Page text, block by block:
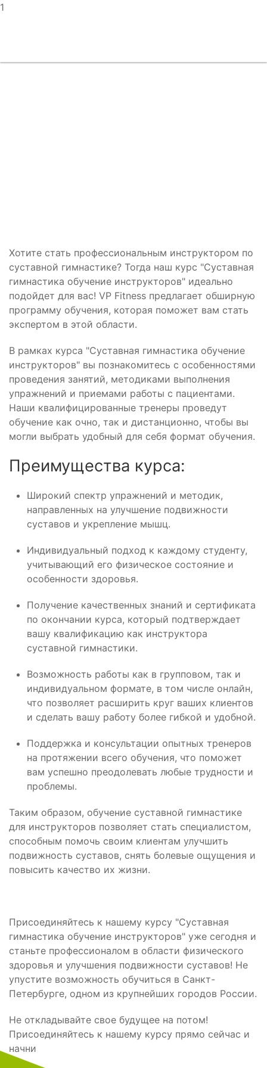
1
Хотите стать профессиональным инструктором по
суставной гимнастике? Тогда наш курс "Суставная
гимнастика обучение инструкторов" идеально
подойдет для вас! VP Fitness предлагает обширную
программу обучения, которая поможет вам стать
экспертом в этой области.
В рамках курса "Суставная гимнастика обучение
инструкторов" вы познакомитесь с особенностями
проведения занятий, методиками выполнения
упражнений и приемами работы с пациентами.
Наши квалифицированные тренеры проведут
обучение как очно, так и дистанционно, чтобы вы
могли выбрать удобный для себя формат обучения.
Преимущества курса:
Широкий спектр упражнений и методик,
направленных на улучшение подвижности
суставов и укрепление мышц.
Индивидуальный подход к каждому студенту,
учитывающий его физическое состояние и
особенности здоровья.
Получение качественных знаний и сертификата
по окончании курса, который подтверждает
вашу квалификацию как инструктора
суставной гимнастики.
Возможность работы как в групповом, так и
индивидуальном формате, в том числе онлайн,
что позволяет расширить круг ваших клиентов
и сделать вашу работу более гибкой и удобной.
Поддержка и консультации опытных тренеров
на протяжении всего обучения, что поможет
вам успешно преодолевать любые трудности и
проблемы.
Таким образом, обучение суставной гимнастике
для инструкторов позволяет стать специалистом,
способным помочь своим клиентам улучшить
подвижность суставов, снять болевые ощущения и
повысить качество их жизни.
Присоединяйтесь к нашему курсу "Суставная
гимнастика обучение инструкторов" уже сегодня и
станьте профессионалом в области физического
здоровья и улучшения подвижности суставов! Не
упустите возможность обучиться в Санкт-
Петербурге, одном из крупнейших городов России.
Не откладывайте свое будущее на потом!
Присоединяйтесь к нашему курсу прямо сейчас и
начни